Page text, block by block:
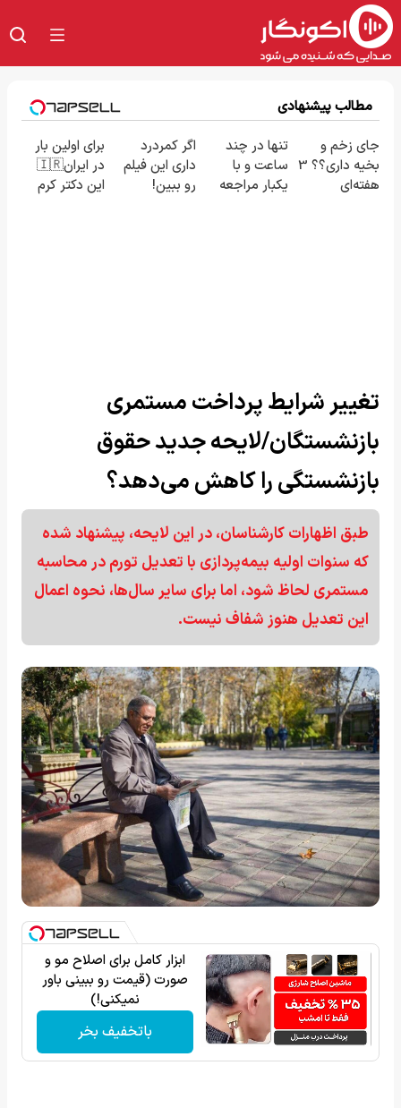
مطالب پیشنهادی
جای زخم و
بخیه داری؟؟ 3
هفته‌ای
تنها در چند
ساعت و با
یکبار مراجعه
اگر کمردرد
داری این فیلم
رو ببین!
برای اولین بار
در ایران🇮🇷
این دکتر کرم
تغییر شرایط پرداخت مستمری
بازنشستگان/لایحه جدید حقوق
بازنشستگی را کاهش می‌دهد؟
طبق اظهارات کارشناسان، در این لایحه، پیشنهاد شده
که سنوات اولیه بیمه‌پردازی با تعدیل تورم در محاسبه
مستمری لحاظ شود، اما برای سایر سال‌ها، نحوه اعمال
این تعدیل هنوز شفاف نیست.
ابزار کامل برای اصلاح مو و
صورت (قیمت رو ببینی باور
نمیکنی!)
باتخفیف بخر